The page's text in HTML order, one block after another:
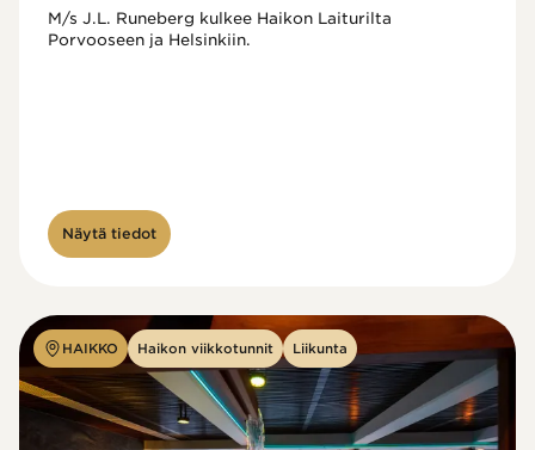
M/s J.L. Runeberg kulkee Haikon Laiturilta
Porvooseen ja Helsinkiin.
Näytä tiedot
HAIKKO Haikon viikkotunnit Liikunta